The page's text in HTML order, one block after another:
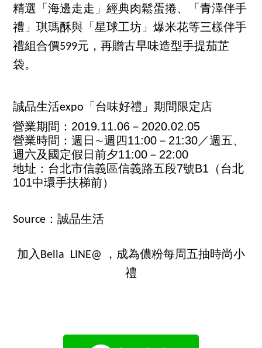
精選「海邊走走」經典肉鬆蛋捲、「青澤伴手
禮」琪瑪酥與「星球工坊」爆米花等三樣伴手
禮組合價599元，再贈古早味造型手提茄芷
袋。
誠品生活expo「台味好禮」期間限定店
營業期間：2019.11.06－2020.02.05
營業時間：週日∼週四11:00－21:30／週五、
週六及國定假日前夕11:00－22:00
地址：台北市信義區信義路五段7號B1（台北
101中環手扶梯前）
Source：誠品生活
加入Bella LINE@ ，成為儂粉每周五抽時尚小
禮